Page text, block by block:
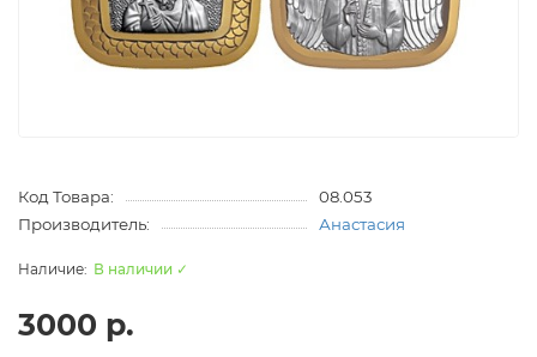
Код Товара:
08.053
Производитель:
Анастасия
В наличии ✓
3000 р.